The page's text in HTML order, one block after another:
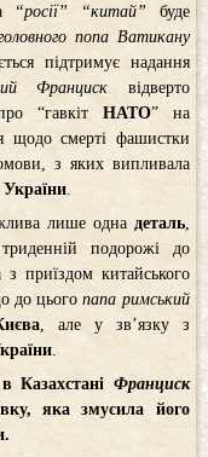
“росії” “китай” буде
попа Ватикану
підтримує надання
Франциск відверто
“гавкіт НАТО” на
щодо смерті фашистки
з яких випливала
України
лише одна деталь,
подорожі до
приїздом китайського
до цьогопапа римський
, але у зв’язку з
Франциск
яка змусила його